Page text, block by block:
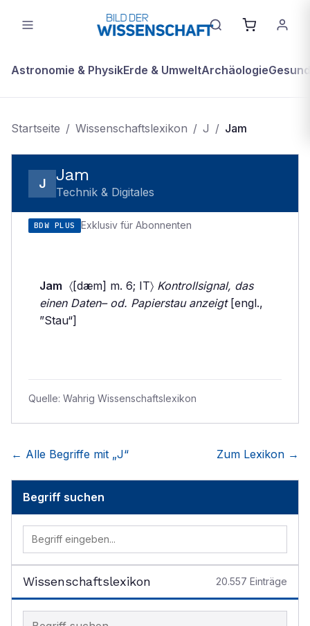
Astronomie & PhysikErde & UmweltArchäologie
Startseite / Wissenschaftslexikon / J / Jam
J Jam
Technik & Digitales
BDW PLUS Exklusiv für Abonnenten
Jam 〈[dæm] m. 6; IT〉 Kontrollsignal, das
einen Daten– od. Papierstau anzeigt[engl.,
”Stau“]
Quelle: Wahrig Wissenschaftslexikon
← Alle Begriffe mit „J“ Zum Lexikon →
Begriff suchen
Wissenschaftslexikon 20.557 Einträge
Begriff im Lexikon suchen